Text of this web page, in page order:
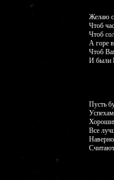
Желаю
Чтоб
Чтоб
А горе
Чтоб
И были
Пусть
Все